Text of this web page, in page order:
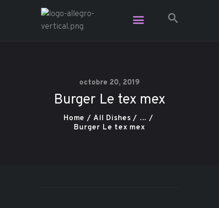
octobre 20, 2019
Burger Le tex mex
Home All Dishes
...
Burger Le tex mex
Vidéo
Plats pour emporter
Contact